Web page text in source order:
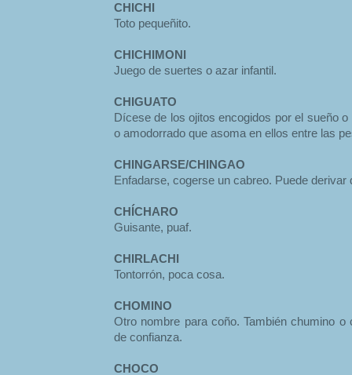
CHICHI
Toto pequeñito.
CHICHIMONI
Juego de suertes o azar infantil.
CHIGUATO
Dícese de los ojitos encogidos por el sueño
o amodorrado que asoma en ellos entre las
CHINGARSE/CHINGAO
Enfadarse, cogerse un cabreo. Puede derivar
CHÍCHARO
Guisante, puaf.
CHIRLACHI
Tontorrón, poca cosa.
CHOMINO
Otro nombre para coño. También chumino
de confianza.
CHOCO